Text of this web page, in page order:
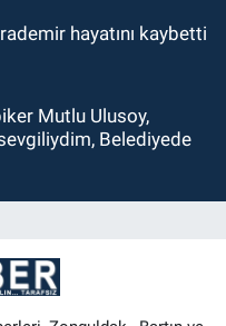
hayatını kaybetti
Mutlu Ulusoy,
Belediyede